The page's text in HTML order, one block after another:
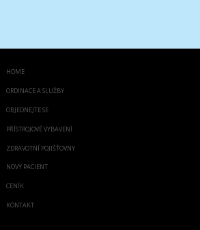
HOME
ORDINACE A SLUŽBY
OBJEDNEJTE SE
PŘÍSTROJOVÉ VYBAVENÍ
ZDRAVOTNÍ POJIŠŤOVNY
NOVÝ PACIENT
CENÍK
KONTAKT